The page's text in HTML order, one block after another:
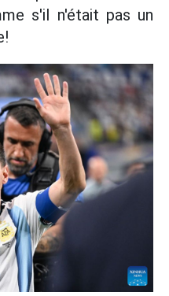
s'il n'était pas un